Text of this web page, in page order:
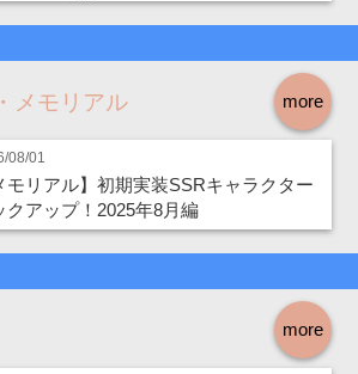
more
メモリアル
08/01
モリアル】初期実装SSRキャラクター
クアップ！2025年8月編
more